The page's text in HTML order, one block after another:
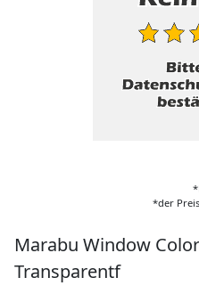
*der
Marabu Window
Transparentf